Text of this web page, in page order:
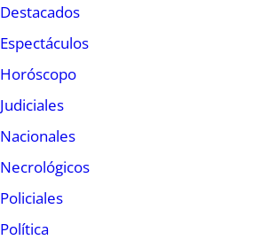
Destacados
Espectáculos
Horóscopo
Judiciales
Nacionales
Necrológicos
Policiales
Política